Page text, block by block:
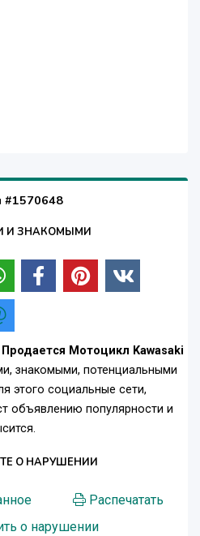
#1570648
И ЗНАКОМЫМИ
Продается Мотоцикл Kawasaki
знакомыми, потенциальными
этого социальные сети,
объявлению популярности и
О НАРУШЕНИИ
Распечатать
о нарушении